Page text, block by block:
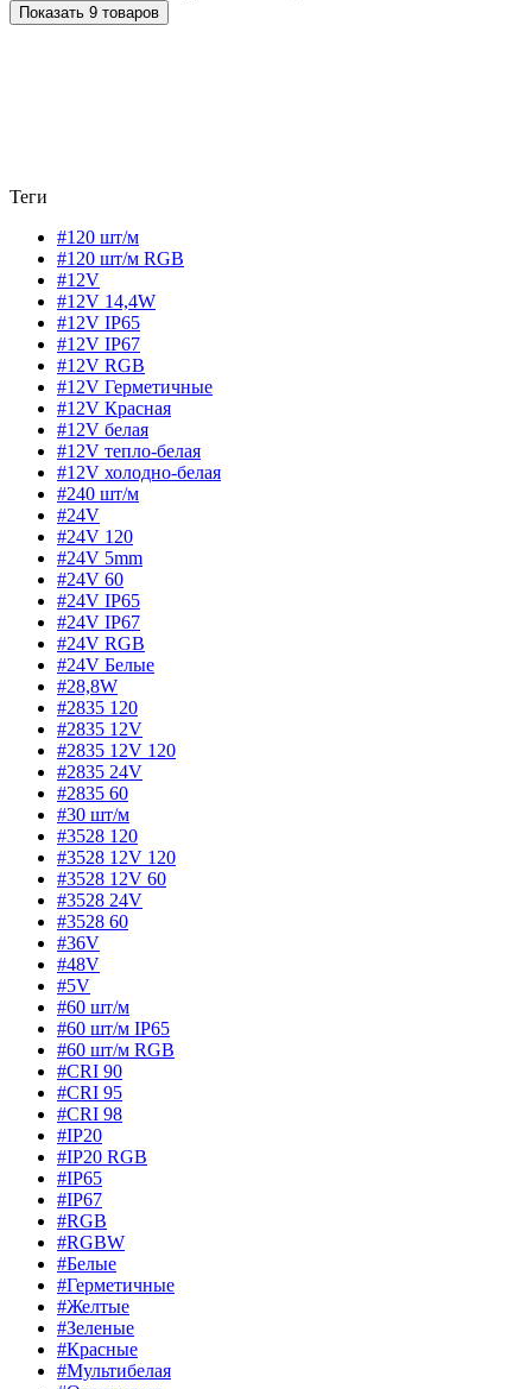
Показать 9 товаров
Теги
#120 шт/м
#120 шт/м RGB
#12V
#12V 14,4W
#12V IP65
#12V IP67
#12V RGB
#12V Герметичные
#12V Красная
#12V белая
#12V тепло-белая
#12V холодно-белая
#240 шт/м
#24V
#24V 120
#24V 5mm
#24V 60
#24V IP65
#24V IP67
#24V RGB
#24V Белые
#28,8W
#2835 120
#2835 12V
#2835 12V 120
#2835 24V
#2835 60
#30 шт/м
#3528 120
#3528 12V 120
#3528 12V 60
#3528 24V
#3528 60
#36V
#48V
#5V
#60 шт/м
#60 шт/м IP65
#60 шт/м RGB
#CRI 90
#CRI 95
#CRI 98
#IP20
#IP20 RGB
#IP65
#IP67
#RGB
#RGBW
#Белые
#Герметичные
#Желтые
#Зеленые
#Красные
#Мультибелая